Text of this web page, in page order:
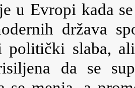
u Evropi kada
država
politički slaba,
da se